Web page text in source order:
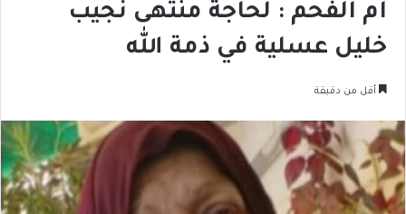
ام الفحم : لحاجة منتهى نجيب
خليل عسلية في ذمة الله
أقل من دقيقة